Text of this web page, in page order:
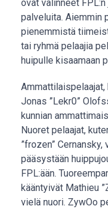
ovat valinneet FPL:n
palveluita. Aiemmin
pienemmistä
tai ryhmä pelaajia
huipulle kisaamaan
Ammattilaispelaajat,
Jonas ”Lekr0”
kunnian
Nuoret pelaajat,
”frozen”
pääsystään
FPL:ään.
kääntyivät Mathieu
vielä nuori. ZywOo